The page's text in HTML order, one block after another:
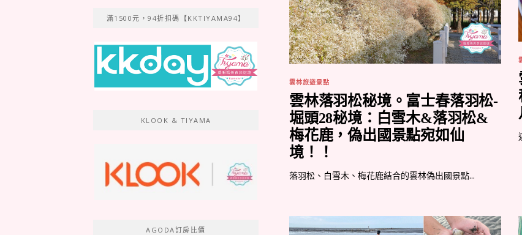
雲林旅遊景點
雲林落羽松秘境。富士春落羽松-
堀頭28秘境：白雪木&落羽松&
梅花鹿，偽出國景點宛如仙
境！！
落羽松、白雪木、梅花鹿結合的雲林偽出國景點...
滿1500元，94折扣碼【KKTIYAMA94】
KLOOK & TIYAMA
AGODA訂房比價